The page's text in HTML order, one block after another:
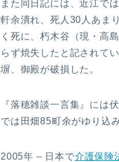
また同日記には、近江で
軒余潰れ、死人30人あま
く死に、朽木谷（現・高
らず焼失したと記されて
塀、御殿が破損した。
『落穂雑談一言集』には
では田畑85町余がゆり込
2005年 – 日本で介護保険